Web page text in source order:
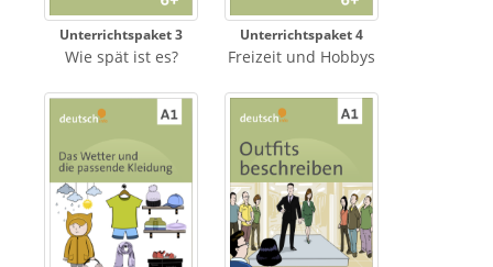
Unterrichtspaket 3
Wie spät ist es?
Unterrichtspaket 4
Freizeit und Hobbys